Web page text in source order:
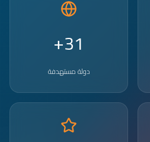
31+
دولة مستهدفة